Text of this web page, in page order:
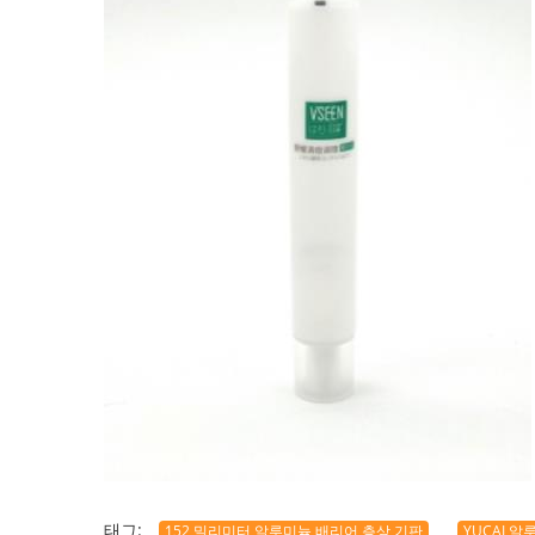
태그: 152 밀리미터 알루미늄 배리어 층상 기판 YUCAI 알